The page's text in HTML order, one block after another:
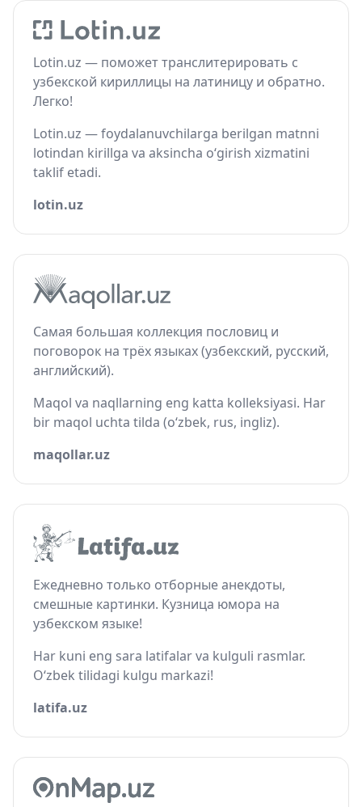
Lotin.uz — поможет транслитерировать с
узбекской кириллицы на латиницу и обратно.
Легко!
Lotin.uz — foydalanuvchilarga berilgan matnni
lotindan kirillga va aksincha o‘girish xizmatini
taklif etadi.
lotin.uz
Самая большая коллекция пословиц и
поговорок на трёх языках (узбекский, русский,
английский).
Maqol va naqllarning eng katta kolleksiyasi. Har
bir maqol uchta tilda (o‘zbek, rus, ingliz).
maqollar.uz
Ежедневно только отборные анекдоты,
смешные картинки. Кузница юмора на
узбекском языке!
Har kuni eng sara latifalar va kulguli rasmlar.
O‘zbek tilidagi kulgu markazi!
latifa.uz